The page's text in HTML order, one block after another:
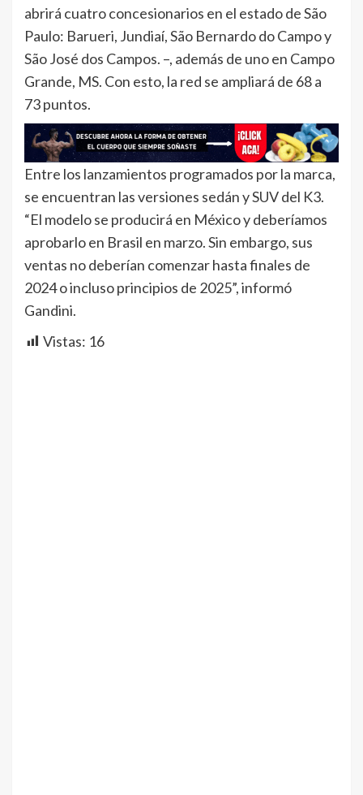
abrirá cuatro concesionarios en el estado de São
Paulo: Barueri, Jundiaí, São Bernardo do Campo y
São José dos Campos. –, además de uno en Campo
Grande, MS. Con esto, la red se ampliará de 68 a
73 puntos.
Entre los lanzamientos programados por la marca,
se encuentran las versiones sedán y SUV del K3.
“El modelo se producirá en México y deberíamos
aprobarlo en Brasil en marzo. Sin embargo, sus
ventas no deberían comenzar hasta finales de
2024 o incluso principios de 2025”, informó
Gandini.
Vistas: 16